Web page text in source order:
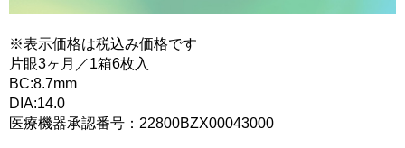
※表示価格は税込み価格です
片眼3ヶ月／1箱6枚入
BC:8.7mm
DIA:14.0
医療機器承認番号：22800BZX00043000